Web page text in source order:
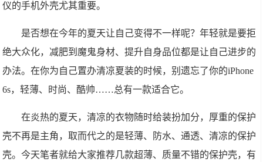
仪的手机外壳尤其重要。
是否想在今年的夏天让自己变得不一样呢？年轻就是要拒
绝大众化，减肥到魔鬼身材、提升自身品位都是让自己进步的
办法。在你为自己置办清凉夏装的时候，别遗忘了你的iPhone
6s，轻薄、时尚、酷帅……总有一款适合它。
在炎热的夏天，清凉的衣物随时给装扮加分，厚重的保护
壳不再是主角，取而代之的是轻薄、防水、通透、清凉的保护
壳。今天笔者就给大家推荐几款超薄、质量不错的保护壳，有